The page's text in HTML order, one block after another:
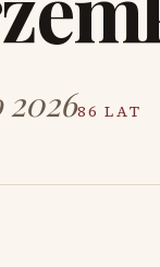
202686 LAT